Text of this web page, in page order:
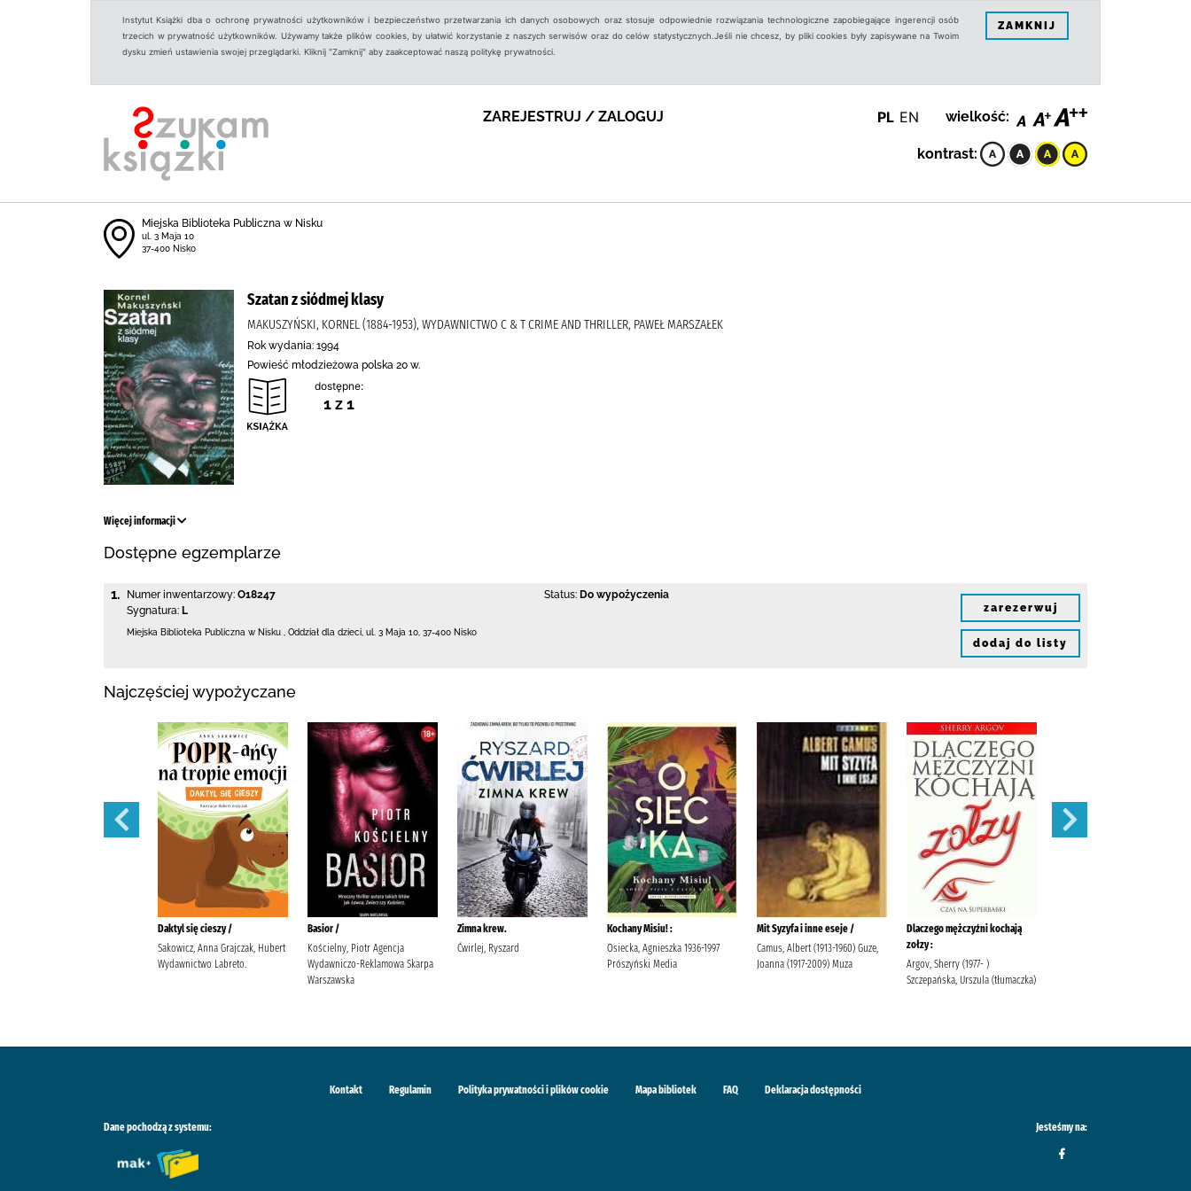
Instytut Książki dba o ochronę prywatności użytkowników i bezpieczeństwo przetwarzania ich danych osobowych oraz stosuje odpowiednie rozwiązania technologiczne zapobiegające ingerencji osób
trzecich w prywatność użytkowników. Używamy także plików cookies, by ułatwić korzystanie z naszych serwisów oraz do celów statystycznych.Jeśli nie chcesz, by pliki cookies były zapisywane na Twoim
dysku zmień ustawienia swojej przeglądarki. Kliknij "Zamknij" aby zaakceptować naszą politykę prywatności.
ZAMKNIJ
ZAREJESTRUJ / ZALOGUJ PL EN wielkość:
kontrast:
Miejska Biblioteka Publiczna w Nisku
ul. 3 Maja 10
37-400 Nisko
Szatan z siódmej klasy
MAKUSZYŃSKI, KORNEL (1884-1953), WYDAWNICTWO C & T CRIME AND THRILLER, PAWEŁ MARSZAŁEK
Rok wydania: 1994
Powieść młodzieżowa polska 20 w.
dostępne:
1 z 1
Więcej informacji
Dostępne egzemplarze
1. Numer inwentarzowy: O18247
Sygnatura: L
Status: Do wypożyczenia
Miejska Biblioteka Publiczna w Nisku Oddział dla dzieci, ul. 3 Maja 10 37-400 Nisko
zarezerwuj
dodaj do listy
Najczęściej wypożyczane
Daktyl się cieszy /
Sakowicz, Anna Grajczak, Hubert
Wydawnictwo Labreto.
Basior /
Kościelny, Piotr Agencja
Wydawniczo-Reklamowa Skarpa
Warszawska
Zimna krew.
Ćwirlej, Ryszard
Kochany Misiu! :
Osiecka, Agnieszka 1936-1997
Prószyński Media
Mit Syzyfa i inne eseje /
Camus, Albert (1913-1960) Guze,
Joanna (1917-2009) Muza
Dlaczego mężczyźni kochają
zołzy :
Argov, Sherry (1977- )
Szczepańska, Urszula (tłumaczka)
Kontakt Regulamin Polityka prywatności i plików cookie Mapa bibliotek FAQ Deklaracja dostępności
Dane pochodzą z systemu: Jesteśmy na: